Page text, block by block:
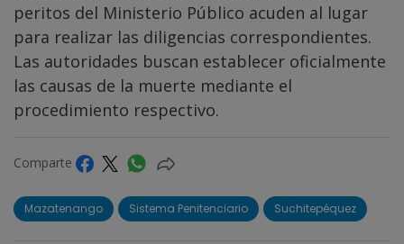
peritos del Ministerio Público acuden al lugar
para realizar las diligencias correspondientes.
Las autoridades buscan establecer oficialmente
las causas de la muerte mediante el
procedimiento respectivo.
Comparte
Mazatenango Sistema Penitenciario Suchitepéquez